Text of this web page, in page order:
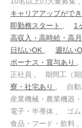
キャリアアップがで
即勤務スタート
1
高収入・高時給・高
日払いOK
週払い
ボーナス・賞与あり
正社員
期間工（期
寮・社宅あり
自
産業機械・農業機器
電子・半導体
ゴ
食品・フード・飲料